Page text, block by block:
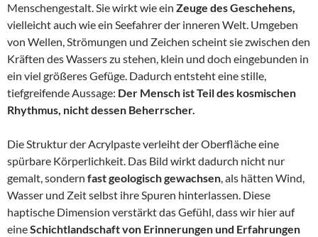
Menschengestalt. Sie wirkt wie ein Zeuge des Geschehens,
vielleicht auch wie ein Seefahrer der inneren Welt. Umgeben
von Wellen, Strömungen und Zeichen scheint sie zwischen den
Kräften des Wassers zu stehen, klein und doch eingebunden in
ein viel größeres Gefüge. Dadurch entsteht eine stille,
tiefgreifende Aussage: Der Mensch ist Teil des kosmischen
Rhythmus, nicht dessen Beherrscher.
Die Struktur der Acrylpaste verleiht der Oberfläche eine
spürbare Körperlichkeit. Das Bild wirkt dadurch nicht nur
gemalt, sondern fast geologisch gewachsen, als hätten Wind,
Wasser und Zeit selbst ihre Spuren hinterlassen. Diese
haptische Dimension verstärkt das Gefühl, dass wir hier auf
eineSchichtlandschaft von Erinnerungen und Erfahrungen